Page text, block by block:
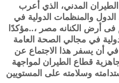
المدني، الذي أعرب
والمنظمات الدولية في
فى أرض الكنانه مصر ،..مؤكدًا
في مجالي الصحة العامة
أن يسفر هذا الاجتماع عن
قطاع الطيران لمواجهة
وسلامته على المستويين